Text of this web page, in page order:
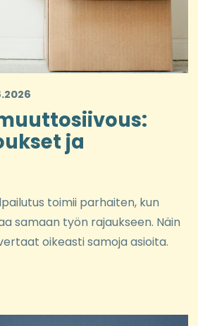
ja
toimii parhaiten, kun
samaan työn rajaukseen. Näin
oikeasti samoja asioita.